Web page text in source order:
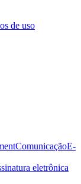
de uso
ComunicaçãoE-
eletrônica